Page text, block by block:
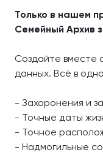
Только в нашем
Семейный Архив
Создайте вместе
данных. Всё в
- Захоронения и
- Точные даты
- Точное
- Надмогильные